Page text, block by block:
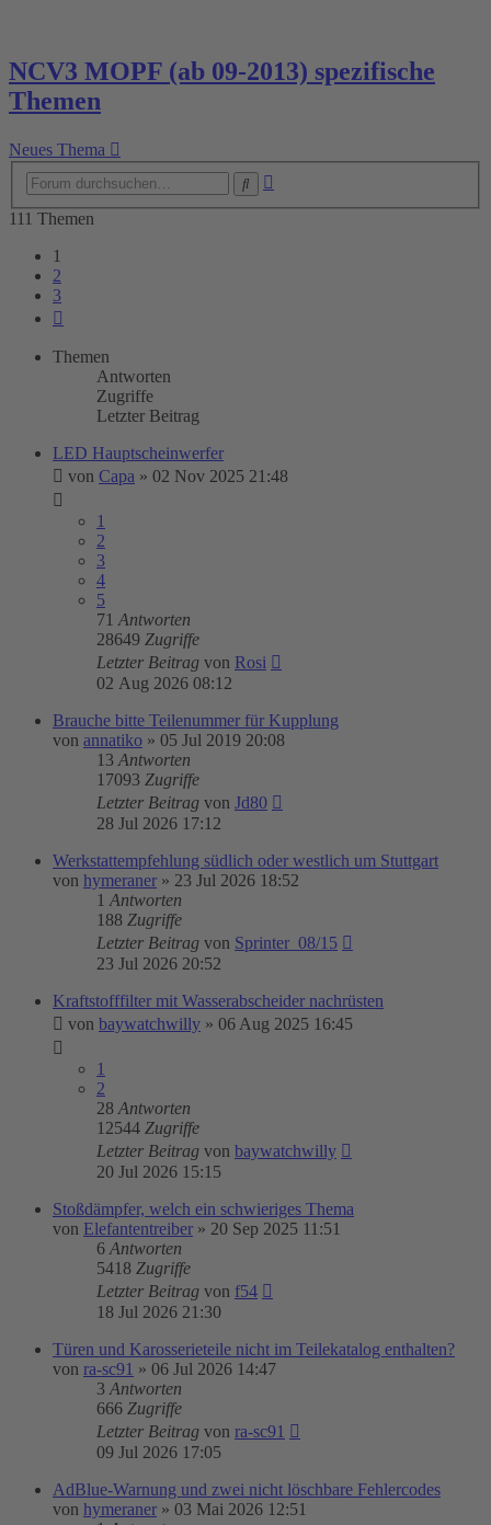
NCV3 MOPF (ab 09-2013) spezifische
Themen
Neues Thema
111 Themen
1
2
3
Themen
Antworten
Zugriffe
Letzter Beitrag
LED Hauptscheinwerfer
von Capa » 02 Nov 2025 21:48
1
2
3
4
5
71 Antworten
28649 Zugriffe
Letzter Beitrag von Rosi
02 Aug 2026 08:12
Brauche bitte Teilenummer für Kupplung
von annatiko » 05 Jul 2019 20:08
13 Antworten
17093 Zugriffe
Letzter Beitrag von Jd80
28 Jul 2026 17:12
Werkstattempfehlung südlich oder westlich um Stuttgart
von hymeraner » 23 Jul 2026 18:52
1 Antworten
188 Zugriffe
Letzter Beitrag von Sprinter_08/15
23 Jul 2026 20:52
Kraftstofffilter mit Wasserabscheider nachrüsten
von baywatchwilly » 06 Aug 2025 16:45
1
2
28 Antworten
12544 Zugriffe
Letzter Beitrag von baywatchwilly
20 Jul 2026 15:15
Stoßdämpfer, welch ein schwieriges Thema
von Elefantentreiber » 20 Sep 2025 11:51
6 Antworten
5418 Zugriffe
Letzter Beitrag von f54
18 Jul 2026 21:30
Türen und Karosserieteile nicht im Teilekatalog enthalten?
von ra-sc91 » 06 Jul 2026 14:47
3 Antworten
666 Zugriffe
Letzter Beitrag von ra-sc91
09 Jul 2026 17:05
AdBlue-Warnung und zwei nicht löschbare Fehlercodes
von hymeraner » 03 Mai 2026 12:51